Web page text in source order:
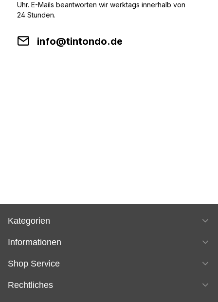
Uhr. E-Mails beantworten wir werktags innerhalb von
24 Stunden.
info@tintondo.de
Kategorien
Informationen
Shop Service
Rechtliches